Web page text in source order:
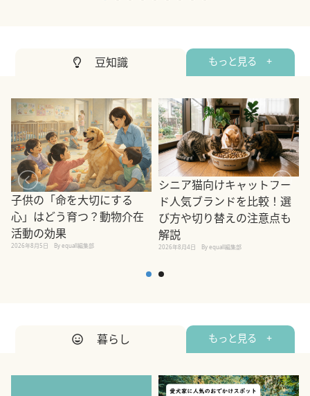
豆知識 もっと見る +
子供の「命を大切にする
心」はどう育つ？動物介在
活動の効果
2026年8月5日 By equall編集部
シニア猫向けキャットフー
ド人気ブランドを比較！選
び方や切り替えの注意点も
解説
2026年8月4日 By equall編集部
暮らし もっと見る +